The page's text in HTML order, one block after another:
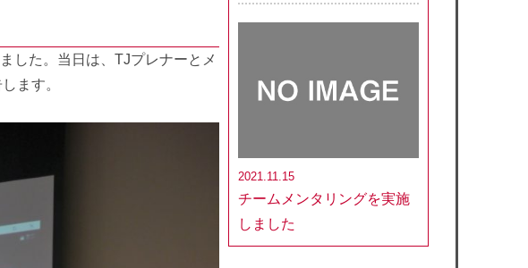
した。当日は、TJプレナーとメ
ます。
2021.11.15
チームメンタリングを実施
しました